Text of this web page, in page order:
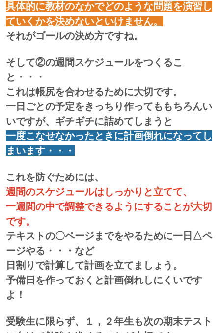
具体的に教材のなかでどのような問題を演習し
ていくかを決めないといけません。
それがゴールの決め方ですね。
そして②の週間スケジュールをつくるこ
と・・・
これは帳尻を合わせるために大切です。
一日ごとの予定をきっちり作ってももちろんい
いですが、ギチギチに詰めてしまうと
一度こなせなかったときに計画倒れになってし
まいます・・・
これを防ぐためには、
週間のスケジュールはしっかりと立てて、
一週間の中で調整できるようにすることが大切
です。
テキストの〇ページまでをやるために一日△ペ
ージやる・・・など
日割りで計算して計画を立てましょう。
予備日を作っておくと計画倒れしにくいです
よ！
受験生に限らず、１，２年生も次の期末テスト